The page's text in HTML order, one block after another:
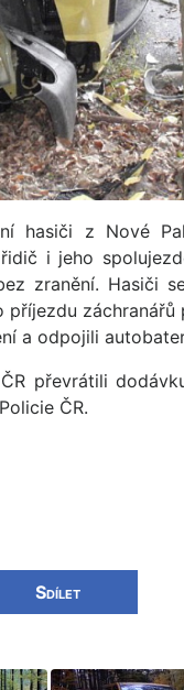
hasiči z Nové
i jeho
zranění. Hasiči
záchranářů
a odpojili
převrátili
ČR.
Sdílet